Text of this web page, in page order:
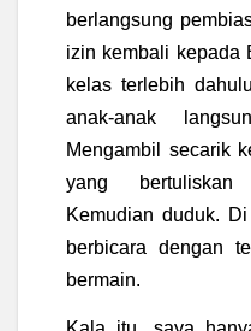
berlangsung
izin kembali kepada
kelas terlebih
anak-anak
Mengambil secarik
yang bertuliskan
Kemudian duduk.
berbicara dengan
bermain.